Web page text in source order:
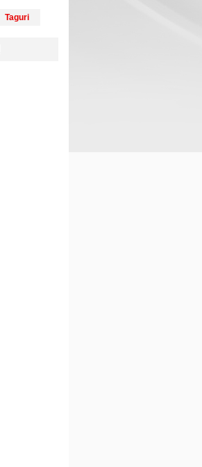
Taguri